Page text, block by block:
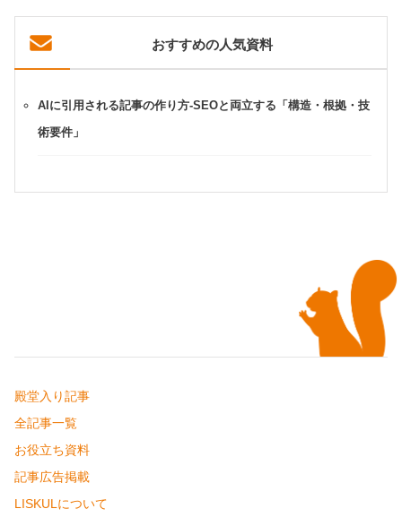
おすすめの人気資料
AIに引用される記事の作り方-SEOと両立する「構造・根拠・技
術要件」
殿堂入り記事
全記事一覧
お役立ち資料
記事広告掲載
LISKULについて